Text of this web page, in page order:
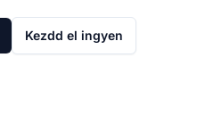
Kezdd el ingyen